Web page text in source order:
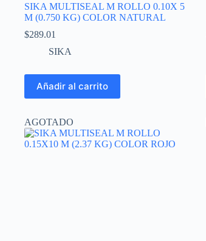
SIKA MULTISEAL M ROLLO 0.10X 5
M (0.750 KG) COLOR NATURAL
$289.01
SIKA
Añadir al carrito
AGOTADO